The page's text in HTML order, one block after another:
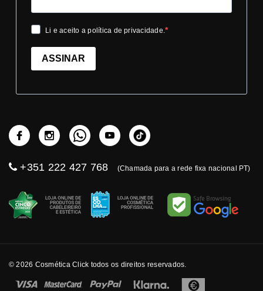
Li e aceito a política de privacidade.
ASSINAR
+351 222 427 768 (Chamada para a rede fixa nacional PT)
© 2026 Cosmética Click todos os direitos reservados.